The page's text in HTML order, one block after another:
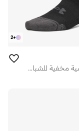
+
2
جوارب رياضية مخفية للشباب عبوة من قطع